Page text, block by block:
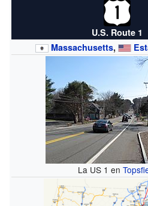
U.S. Route 1
Massachusetts,
La US 1 en